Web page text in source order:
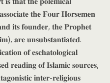
𝐚𝐬𝐬𝐨𝐜𝐢𝐚𝐭𝐞 𝐭𝐡𝐞 𝐅𝐨𝐮𝐫 𝐇𝐨𝐫𝐬𝐞𝐦𝐞𝐧
𝐢𝐭𝐬 𝐟𝐨𝐮𝐧𝐝𝐞𝐫, 𝐭𝐡𝐞 𝐏𝐫𝐨𝐩𝐡𝐞𝐭
𝐚𝐫𝐞 𝐮𝐧𝐬𝐮𝐛𝐬𝐭𝐚𝐧𝐭𝐢𝐚𝐭𝐞𝐝.
𝐨𝐟 𝐞𝐬𝐜𝐡𝐚𝐭𝐨𝐥𝐨𝐠𝐢𝐜𝐚𝐥
𝐫𝐞𝐚𝐝𝐢𝐧𝐠 𝐨𝐟 𝐈𝐬𝐥𝐚𝐦𝐢𝐜 𝐬𝐨𝐮𝐫𝐜𝐞𝐬,
𝐢𝐧𝐭𝐞𝐫-𝐫𝐞𝐥𝐢𝐠𝐢𝐨𝐮𝐬